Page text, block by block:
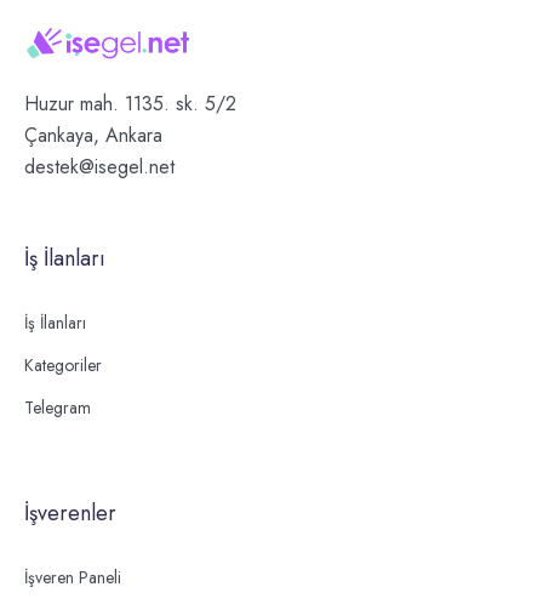
Huzur mah. 1135. sk. 5/2
Çankaya, Ankara
destek@isegel.net
İş İlanları
İş İlanları
Kategoriler
Telegram
İşverenler
İşveren Paneli